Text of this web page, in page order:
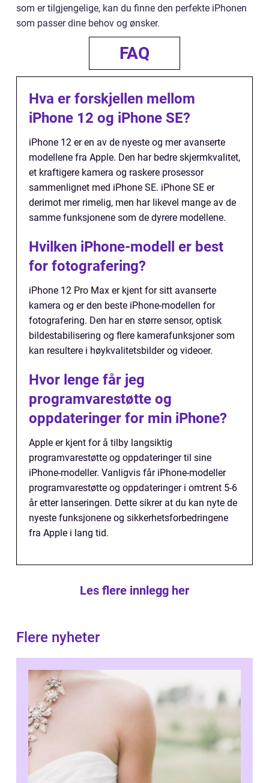
som er tilgjengelige, kan du finne den perfekte iPhonen
som passer dine behov og ønsker.
FAQ
Hva er forskjellen mellom
iPhone 12 og iPhone SE?
iPhone 12 er en av de nyeste og mer avanserte
modellene fra Apple. Den har bedre skjermkvalitet,
et kraftigere kamera og raskere prosessor
sammenlignet med iPhone SE. iPhone SE er
derimot mer rimelig, men har likevel mange av de
samme funksjonene som de dyrere modellene.
Hvilken iPhone-modell er best
for fotografering?
iPhone 12 Pro Max er kjent for sitt avanserte
kamera og er den beste iPhone-modellen for
fotografering. Den har en større sensor, optisk
bildestabilisering og flere kamerafunksjoner som
kan resultere i høykvalitetsbilder og videoer.
Hvor lenge får jeg
programvarestøtte og
oppdateringer for min iPhone?
Apple er kjent for å tilby langsiktig
programvarestøtte og oppdateringer til sine
iPhone-modeller. Vanligvis får iPhone-modeller
programvarestøtte og oppdateringer i omtrent 5-6
år etter lanseringen. Dette sikrer at du kan nyte de
nyeste funksjonene og sikkerhetsforbedringene
fra Apple i lang tid.
Les flere innlegg her
Flere nyheter